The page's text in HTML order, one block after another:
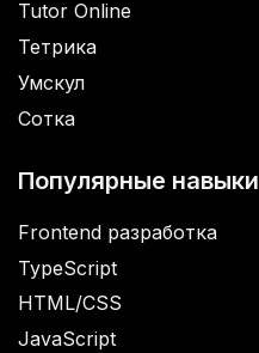
Tutor Online
Тетрика
Умскул
Сотка
Популярные навыки
Frontend разработка
TypeScript
HTML/CSS
JavaScript